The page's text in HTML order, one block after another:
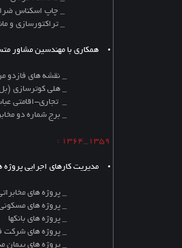
_ چاپ اسکناس
_ تراکتورسازی و ماشین
همکاری با مهندسین مشاور
_ نقشه های فازدو مراکز
_ هلی کوترسازی (بل)
_ تجاری-اقامتی عباس
_ برج شماره دو
1359_1364 :
مدیریت کارهای اجرایی پروژه
_ پروژه های
_ پروژه های
_ پروژه های بانکها
_ پروژه های شرکت
_ پروژه های پیمان